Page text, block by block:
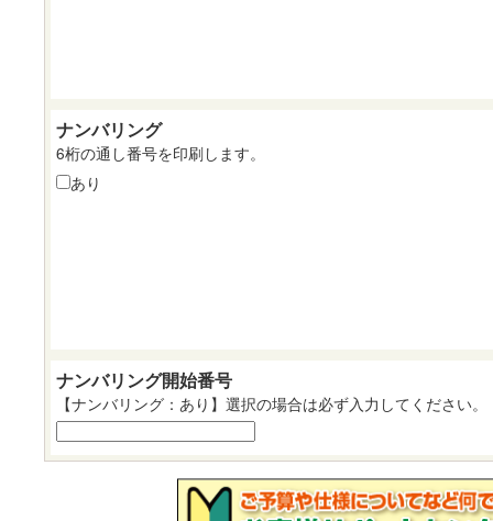
ナンバリング
6桁の通し番号を印刷します。
あり
ナンバリング開始番号
【ナンバリング：あり】選択の場合は必ず入力してください。